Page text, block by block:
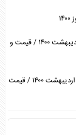
پیش فروش کرمان خودرو امروز دوشنبه ۲۰ اردیبهشت ۱۴۰۰ / قیمت و
پیش فروش کرمان خودرو امروز چهارشنبه ۱۵ اردیبهشت ۱۴۰۰ / قیمت